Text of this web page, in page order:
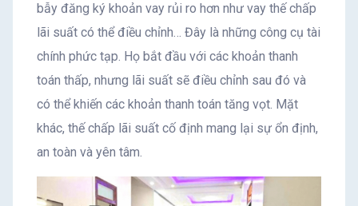
bẫy đăng ký khoản vay rủi ro hơn như vay thế chấp
lãi suất có thể điều chỉnh… Đây là những công cụ tài
chính phức tạp. Họ bắt đầu với các khoản thanh
toán thấp, nhưng lãi suất sẽ điều chỉnh sau đó và
có thể khiến các khoản thanh toán tăng vọt. Mặt
khác, thế chấp lãi suất cố định mang lại sự ổn định,
an toàn và yên tâm.